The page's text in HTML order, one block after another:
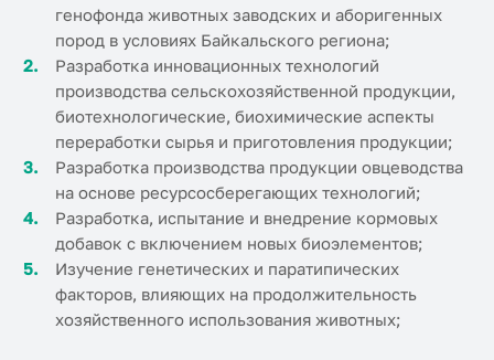
генофонда животных заводских и аборигенных
пород в условиях Байкальского региона;
Разработка инновационных технологий
производства сельскохозяйственной продукции,
биотехнологические, биохимические аспекты
переработки сырья и приготовления продукции;
Разработка производства продукции овцеводства
на основе ресурсосберегающих технологий;
Разработка, испытание и внедрение кормовых
добавок с включением новых биоэлементов;
Изучение генетических и паратипических
факторов, влияющих на продолжительность
хозяйственного использования животных;